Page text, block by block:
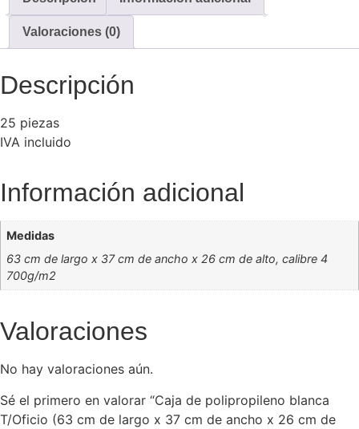
Valoraciones (0)
Descripción
25 piezas
IVA incluido
Información adicional
Medidas
63 cm de largo x 37 cm de ancho x 26 cm de alto, calibre 4
700g/m2
Valoraciones
No hay valoraciones aún.
Sé el primero en valorar “Caja de polipropileno blanca
T/Oficio (63 cm de largo x 37 cm de ancho x 26 cm de